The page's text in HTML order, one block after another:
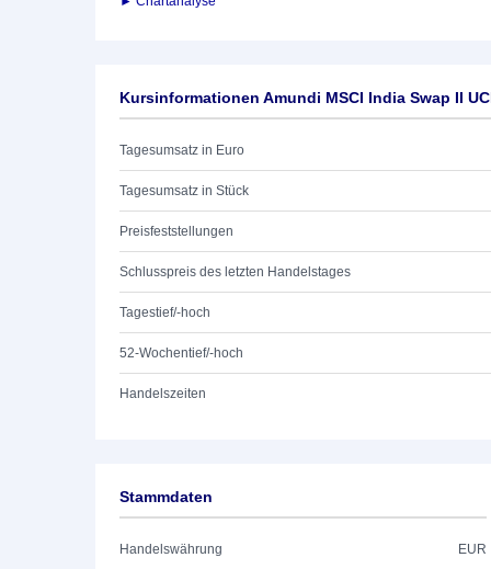
Kursinformationen Amundi MSCI India Swap II
Tagesumsatz in Euro
Tagesumsatz in Stück
Preisfeststellungen
Schlusspreis des letzten Handelstages
Tagestief/-hoch
52-Wochentief/-hoch
Handelszeiten
Stammdaten
Handelswährung EUR